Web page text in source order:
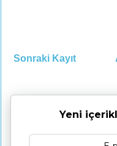
Sonraki Kayıt
Yeni